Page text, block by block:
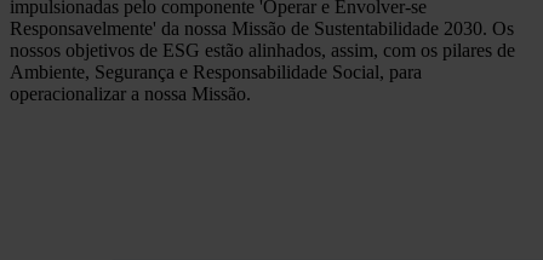
impulsionadas pelo componente 'Operar e Envolver-se
Responsavelmente' da nossa Missão de Sustentabilidade 2030. Os
nossos objetivos de ESG estão alinhados, assim, com os pilares de
Ambiente, Segurança e Responsabilidade Social, para
operacionalizar a nossa Missão.